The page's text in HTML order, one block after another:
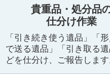
貴重品・処分品
仕分け作業
「引き続き使う遺品」「
で送る遺品」「引き取る
どを仕分け、ご報告します